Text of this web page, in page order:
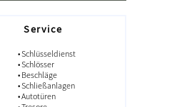
Service
• Schlüsseldienst
• Schlösser
• Beschläge
• Schließanlagen
• Autotüren